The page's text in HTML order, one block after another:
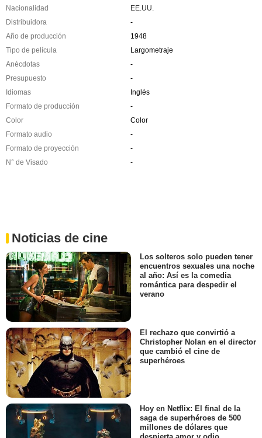
Nacionalidad
EE.UU.
Distribuidora
-
Año de producción
1948
Tipo de película
Largometraje
Anécdotas
-
Presupuesto
-
Idiomas
Inglés
Formato de producción
-
Color
Color
Formato audio
-
Formato de proyección
-
N° de Visado
-
Noticias de cine
Los solteros solo pueden tener
encuentros sexuales una noche
al año: Así es la comedia
romántica para despedir el
verano
El rechazo que convirtió a
Christopher Nolan en el director
que cambió el cine de
superhéroes
Hoy en Netflix: El final de la
saga de superhéroes de 500
millones de dólares que